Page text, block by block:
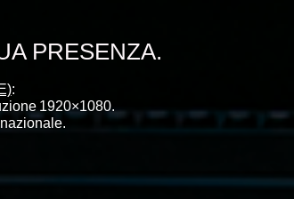
PRESENZA.
:
1920×1080.